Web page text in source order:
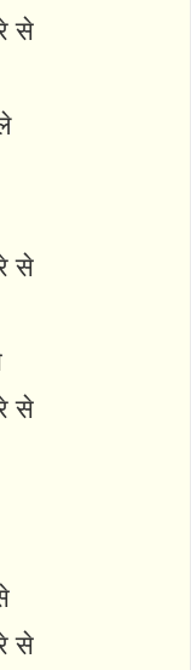
से
से
से
से